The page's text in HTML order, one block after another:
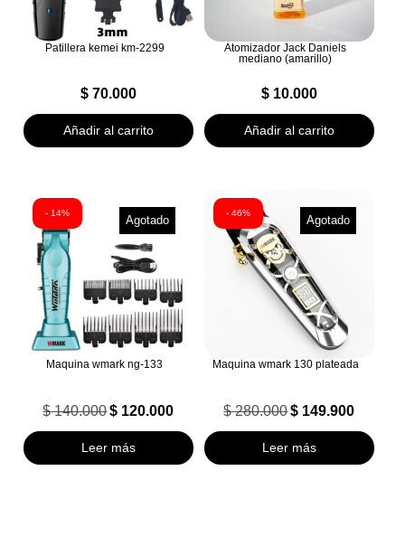
Patillera kemei km-2299
$70.000
Añadir al carrito
Atomizador Jack Daniels
mediano (amarillo)
$10.000
Añadir al carrito
- 14%
Agotado
Maquina wmark ng-133
$140.000 El
precio
$ 120.000El
precio
actual
Leer más
- 46%
Agotado
Maquina wmark 130 plateada
$280.000 El
precio
$ 149.900El
precio
actual
Leer más